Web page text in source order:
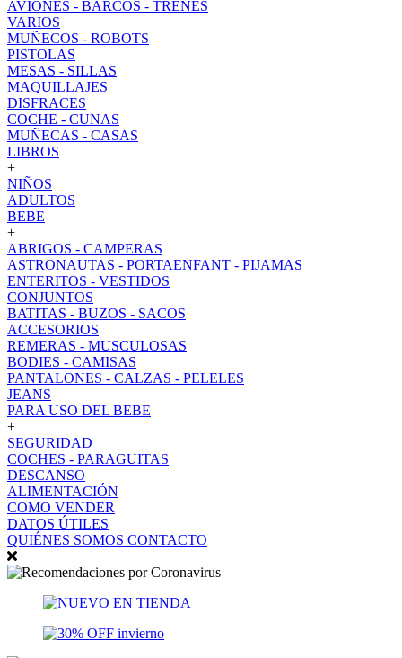
AVIONES - BARCOS - TRENES
VARIOS
MUÑECOS - ROBOTS
PISTOLAS
MESAS - SILLAS
MAQUILLAJES
DISFRACES
COCHE - CUNAS
MUÑECAS - CASAS
LIBROS
+
NIÑOS
ADULTOS
BEBE
+
ABRIGOS - CAMPERAS
ASTRONAUTAS - PORTAENFANT - PIJAMAS
ENTERITOS - VESTIDOS
CONJUNTOS
BATITAS - BUZOS - SACOS
ACCESORIOS
REMERAS - MUSCULOSAS
BODIES - CAMISAS
PANTALONES - CALZAS - PELELES
JEANS
PARA USO DEL BEBE
+
SEGURIDAD
COCHES - PARAGUITAS
DESCANSO
ALIMENTACIÓN
COMO VENDER
DATOS ÚTILES
QUIÉNES SOMOS CONTACTO